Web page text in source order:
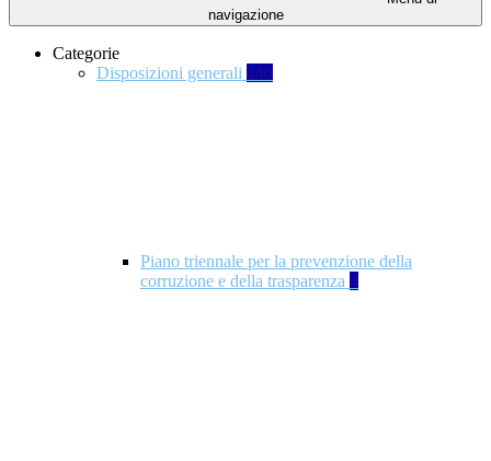
navigazione
Categorie
Disposizioni generali 140
Piano triennale per la prevenzione della
corruzione e della trasparenza 4